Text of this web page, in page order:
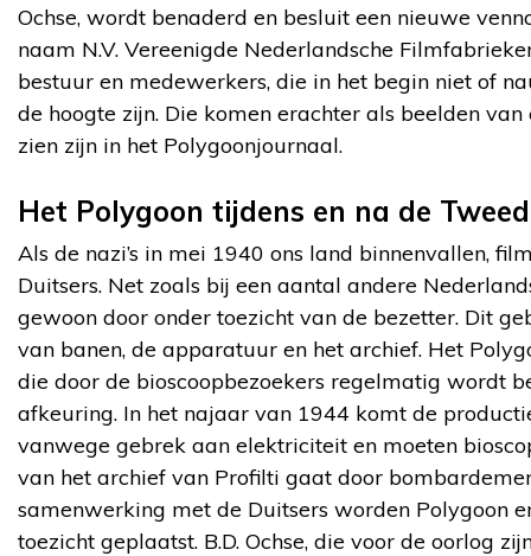
Ochse, wordt benaderd en besluit een nieuwe
naam N.V. Vereenigde Nederlandsche
bestuur en medewerkers, die in het begin niet of
de hoogte zijn. Die komen erachter als beelden
zien zijn in het Polygoonjournaal.
Het Polygoon tijdens en na de
Als de nazi’s in mei 1940 ons land binnenvallen,
Duitsers. Net zoals bij een aantal andere
gewoon door onder toezicht van de bezetter. Dit
van banen, de apparatuur en het archief. Het
die door de bioscoopbezoekers regelmatig wordt
afkeuring. In het najaar van 1944 komt de
vanwege gebrek aan elektriciteit en moeten
van het archief van Profilti gaat door
samenwerking met de Duitsers worden Polygoon
toezicht geplaatst. B.D. Ochse, die voor de oorlog